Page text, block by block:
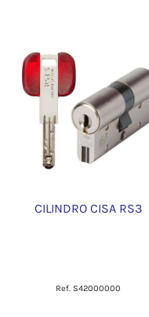
CILINDRO CISA RS3
Ref. S42000000